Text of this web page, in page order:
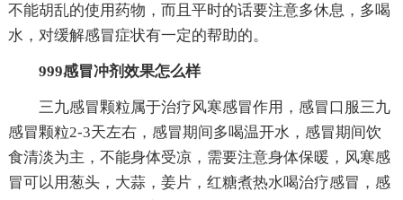
不能胡乱的使用药物，而且平时的话要注意多休息，多喝
水，对缓解感冒症状有一定的帮助的。
999感冒冲剂效果怎么样
三九感冒颗粒属于治疗风寒感冒作用，感冒口服三九
感冒颗粒2-3天左右，感冒期间多喝温开水，感冒期间饮
食清淡为主，不能身体受凉，需要注意身体保暖，风寒感
冒可以用葱头，大蒜，姜片，红糖煮热水喝治疗感冒，感